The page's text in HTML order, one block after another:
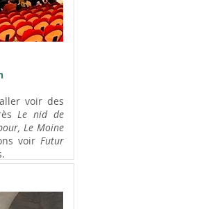
voir des
Le nid de
Le Moine
voir Futur